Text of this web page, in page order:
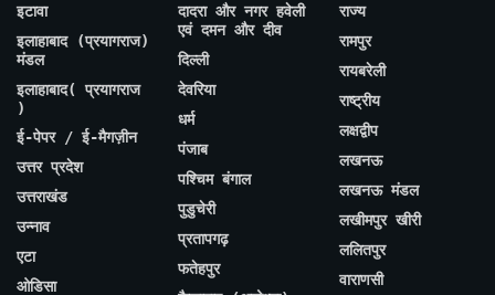
इटावा
इलाहाबाद (प्रयागराज)
मंडल
इलाहाबाद( प्रयागराज
)
ई-पेपर / ई-मैगज़ीन
उत्तर प्रदेश
उत्तराखंड
उन्नाव
एटा
ओडिसा
दादरा और नगर हवेली
एवं दमन और दीव
दिल्ली
देवरिया
धर्म
पंजाब
पश्चिम बंगाल
पुडुचेरी
प्रतापगढ़
फतेहपुर
राज्य
रामपुर
रायबरेली
राष्ट्रीय
लक्षद्वीप
लखनऊ
लखनऊ मंडल
लखीमपुर खीरी
ललितपुर
वाराणसी